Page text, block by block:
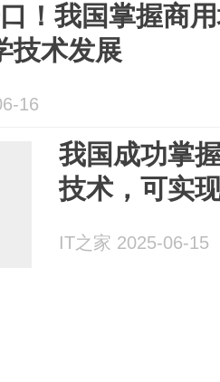
！我国掌握商
技术发展
16
我国成功掌
技术，可实
IT之家 2025-06-15